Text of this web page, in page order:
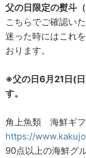
父の日限定の熨斗
こちらでご確認いた
迷った時にはこれ
おります。
※父の日6月21日(
す。
角上魚類 海鮮ギ
https://
90点以上の海鮮グ